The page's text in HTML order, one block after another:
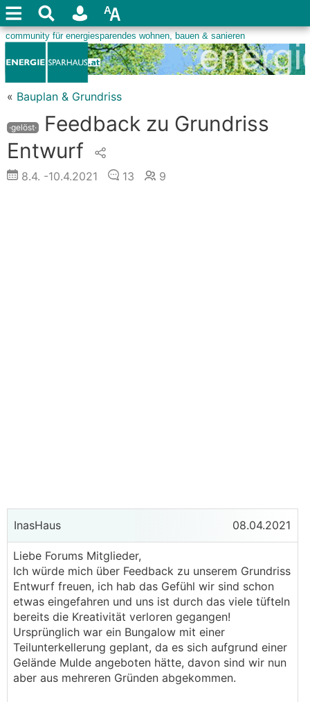
« Bauplan & Grundriss
·gelöst·
Feedback zu Grundriss
Entwurf
8.4. -10.4.2021 13 9
InasHaus 08.04.2021
Liebe Forums Mitglieder,
Ich würde mich über Feedback zu unserem Grundriss
Entwurf freuen, ich hab das Gefühl wir sind schon
etwas eingefahren und uns ist durch das viele tüfteln
bereits die Kreativität verloren gegangen!
Ursprünglich war ein Bungalow mit einer
Teilunterkellerung geplant, da es sich aufgrund einer
Gelände Mulde angeboten hätte, davon sind wir nun
aber aus mehreren Gründen abgekommen.